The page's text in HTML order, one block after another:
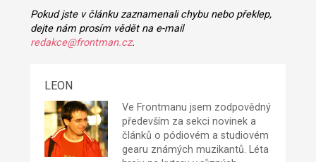
Pokud jste v článku zaznamenali chybu nebo překlep,
dejte nám prosím vědět na e-mail
redakce@frontman.cz.
LEON
Ve Frontmanu jsem zodpovědný
především za sekci novinek a
článků o pódiovém a studiovém
gearu známých muzikantů. Léta